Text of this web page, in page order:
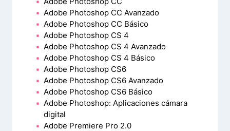
Adobe Photoshop CC Avanzado
Adobe Photoshop CC Básico
Adobe Photoshop CS 4
Adobe Photoshop CS 4 Avanzado
Adobe Photoshop CS 4 Básico
Adobe Photoshop CS6
Adobe Photoshop CS6 Avanzado
Adobe Photoshop CS6 Básico
Adobe Photoshop: Aplicaciones cámara
digital
Adobe Premiere Pro 2.0